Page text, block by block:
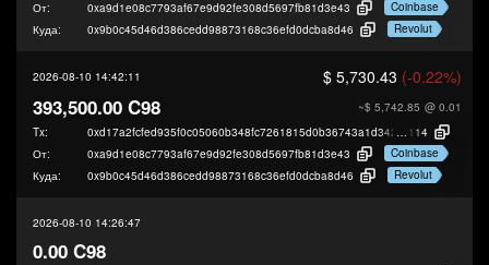
От: 0xa9d1e08c7793af67e9d92fe308d5697fb81d3e43
Coinbase
Куда:
0x9b0c45d46d386cedd98873168c36efd0dcba8d46 Revolut
2026-08-10 14:42:11 $ 5,730.43 (-0.22%)
~$ 5,742.85 @ 0.01
393,500.00 C98
Tx: 0xd17a2fcfed935f0c05060b348fc7261815d0b36743a1d34276d0efcbd095e
114
От:
0xa9d1e08c7793af67e9d92fe308d5697fb81d3e43
Coinbase
Куда:
0x9b0c45d46d386cedd98873168c36efd0dcba8d46 Revolut
2026-08-10 14:26:47
0.00 C98